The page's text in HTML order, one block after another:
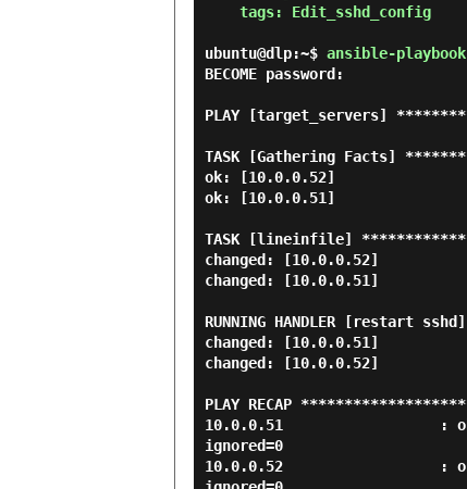
ubuntu@dlp:~$ ansible-playbook
BECOME password:
PLAY [target_servers]
TASK [Gathering Facts]
ok: [10.0.0.52]
ok: [10.0.0.51]
TASK [lineinfile]
changed: [10.0.0.52]
changed: [10.0.0.51]
RUNNING HANDLER
changed: [10.0.0.51]
changed: [10.0.0.52]
PLAY RECAP
10.0.0.51                  : ok=3
ignored=0
10.0.0.52                  : ok=3